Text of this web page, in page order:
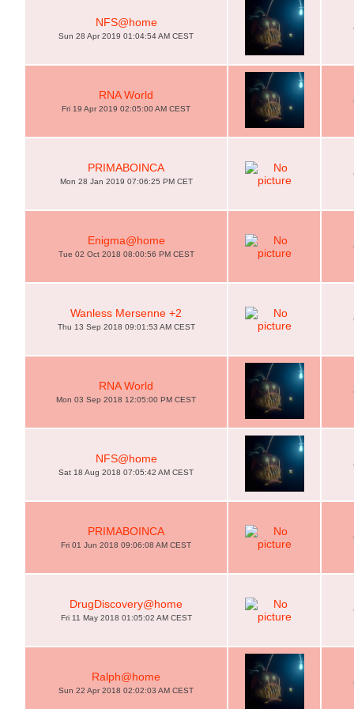
NFS@home
Sun 28 Apr 2019 01:04:54 AM CEST
RNA World
Fri 19 Apr 2019 02:05:00 AM CEST
PRIMABOINCA
Mon 28 Jan 2019 07:06:25 PM CET
Enigma@home
Tue 02 Oct 2018 08:00:56 PM CEST
Wanless Mersenne +2
Thu 13 Sep 2018 09:01:53 AM CEST
RNA World
Mon 03 Sep 2018 12:05:00 PM CEST
NFS@home
Sat 18 Aug 2018 07:05:42 AM CEST
PRIMABOINCA
Fri 01 Jun 2018 09:06:08 AM CEST
DrugDiscovery@home
Fri 11 May 2018 01:05:02 AM CEST
Ralph@home
Sun 22 Apr 2018 02:02:03 AM CEST